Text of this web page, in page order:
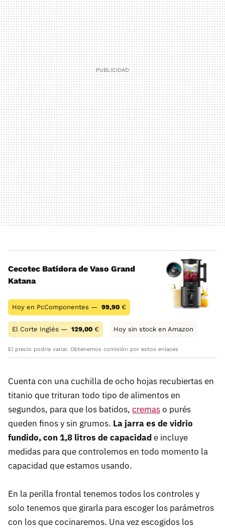
Cecotec Batidora de Vaso Grand
Katana
Hoy en PcComponentes — 99,90 €
El Corte Inglés — 129,00 € Hoy sin stock en Amazon
El precio podría variar. Obtenemos comisión por estos enlaces
Cuenta con una cuchilla de ocho hojas recubiertas en
titanio que trituran todo tipo de alimentos en
segundos, para que los batidos, cremaso purés
queden finos y sin grumos. La jarra es de vidrio
fundido, con 1,8 litros de capacidade incluye
medidas para que controlemos en todo momento la
capacidad que estamos usando.
En la perilla frontal tenemos todos los controles y
solo tenemos que girarla para escoger los parámetros
con los que cocinaremos. Una vez escogidos los